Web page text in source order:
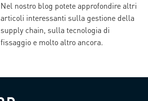
Nel nostro blog potete approfondire altri
articoli interessanti sulla gestione della
supply chain, sulla tecnologia di
fissaggio e molto altro ancora.